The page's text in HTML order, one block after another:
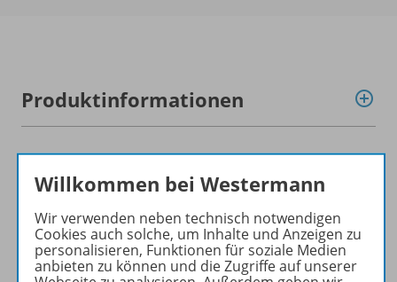
Produktinformationen
Lizenzbedingungen
Willkommen bei Westermann
Wir verwenden neben technisch notwendigen
Cookies auch solche, um Inhalte und Anzeigen zu
personalisieren, Funktionen für soziale Medien
anbieten zu können und die Zugriffe auf unserer